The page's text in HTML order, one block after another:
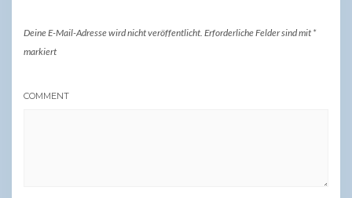
Deine E-Mail-Adresse wird nicht veröffentlicht. Erforderliche Felder sind mit *
markiert
COMMENT